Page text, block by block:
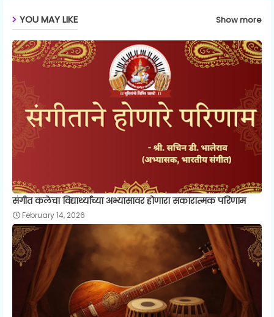
YOU MAY LIKE Show more
संगीत कलेचा विद्यार्थ्यांच्या अभ्यासावर होणारा सकारात्मक परिणाम
February 14, 2026